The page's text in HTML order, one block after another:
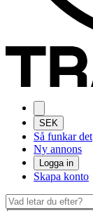
SEK
Så funkar det
Ny annons
Logga in
Skapa konto